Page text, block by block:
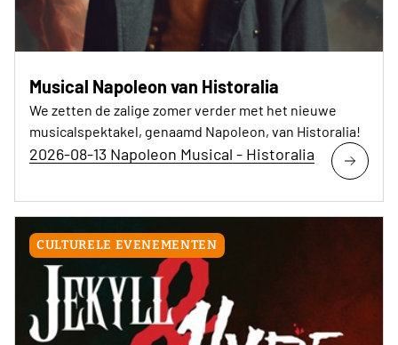
Musical Napoleon van Historalia
We zetten de zalige zomer verder met het nieuwe
musicalspektakel, genaamd Napoleon, van Historalia!
2026-08-13 Napoleon Musical - Historalia
CULTURELE EVENEMENTEN